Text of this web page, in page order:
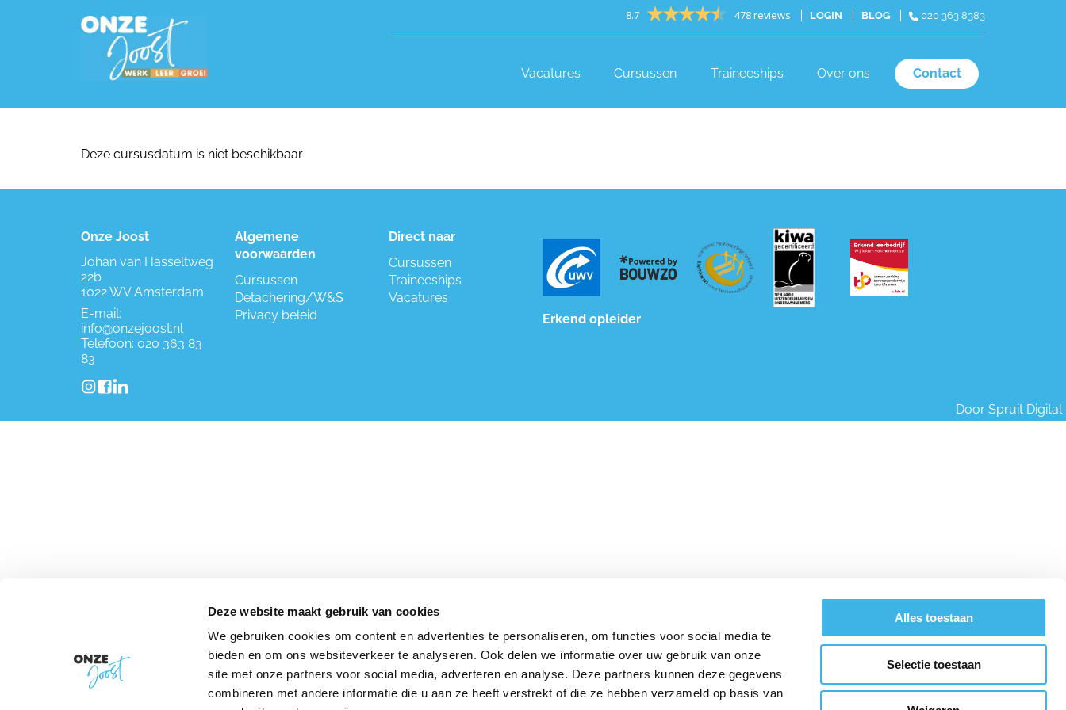
Deze website maakt gebruik van cookies
We gebruiken cookies om content en advertenties te personaliseren, om functies voor social media te
bieden en om ons websiteverkeer te analyseren. Ook delen we informatie over uw gebruik van onze
site met onze partners voor social media, adverteren en analyse. Deze partners kunnen deze gegevens
combineren met andere informatie die u aan ze heeft verstrekt of die ze hebben verzameld op basis van
Alles toestaan
Selectie toestaan
8.7 478 reviews LOGIN BLOG 020 363 8383
Vacatures Cursussen Traineeships Over ons Contact
Deze cursusdatum is niet beschikbaar
Onze Joost
Johan van Hasseltweg
22b
1022 WV Amsterdam
E-mail:
info@onzejoost.nl
Telefoon: 020 363 83
83
Algemene
voorwaarden
Cursussen
Detachering/W&S
Privacy beleid
Direct naar
Cursussen
Traineeships
Vacatures
Erkend opleider
DoorSpruit Digital